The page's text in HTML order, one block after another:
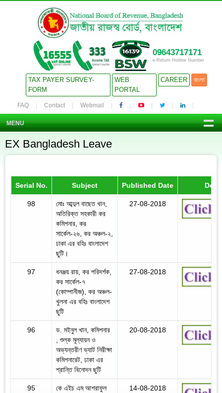
09643717171
e-Return Hotline Number
TAX PAYER SURVEY-
FORM
WEB
PORTAL
CAREER বাংলা
FAQ Contact Webmail
MENU
EX Bangladesh Leave
Serial No. Subject Published Date
98
মোঃ আব্দুল বাছেত খান,
অতিরিক্ত সহকারী কর
কমিশনার, কর
সার্কেল-২৬, কর অঞ্চল-২,
ঢাকা এর বহিঃ বাংলাদেশ
ছুটি।
27-08-2018
97
ধনঞ্জয় রায়, কর পরিদর্শক,
কর সার্কেল-৭
(কোম্পানীজ), কর অঞ্চল-
খুলনা এর বহিঃ বাংলাদেশ
ছুটি
27-08-2018
96
ড. মইনুল খান, কমিশনার
, শুল্ক মূল্যায়ন ও
অভ্যন্তরীণ ভ্যাট নিরীক্ষা
কমিশনারেট, ঢাকা এর
শ্রান্তি বিনোদন ছুটি
20-08-2018
95
কে এইচ এম আশরাফুল
14-08-2018